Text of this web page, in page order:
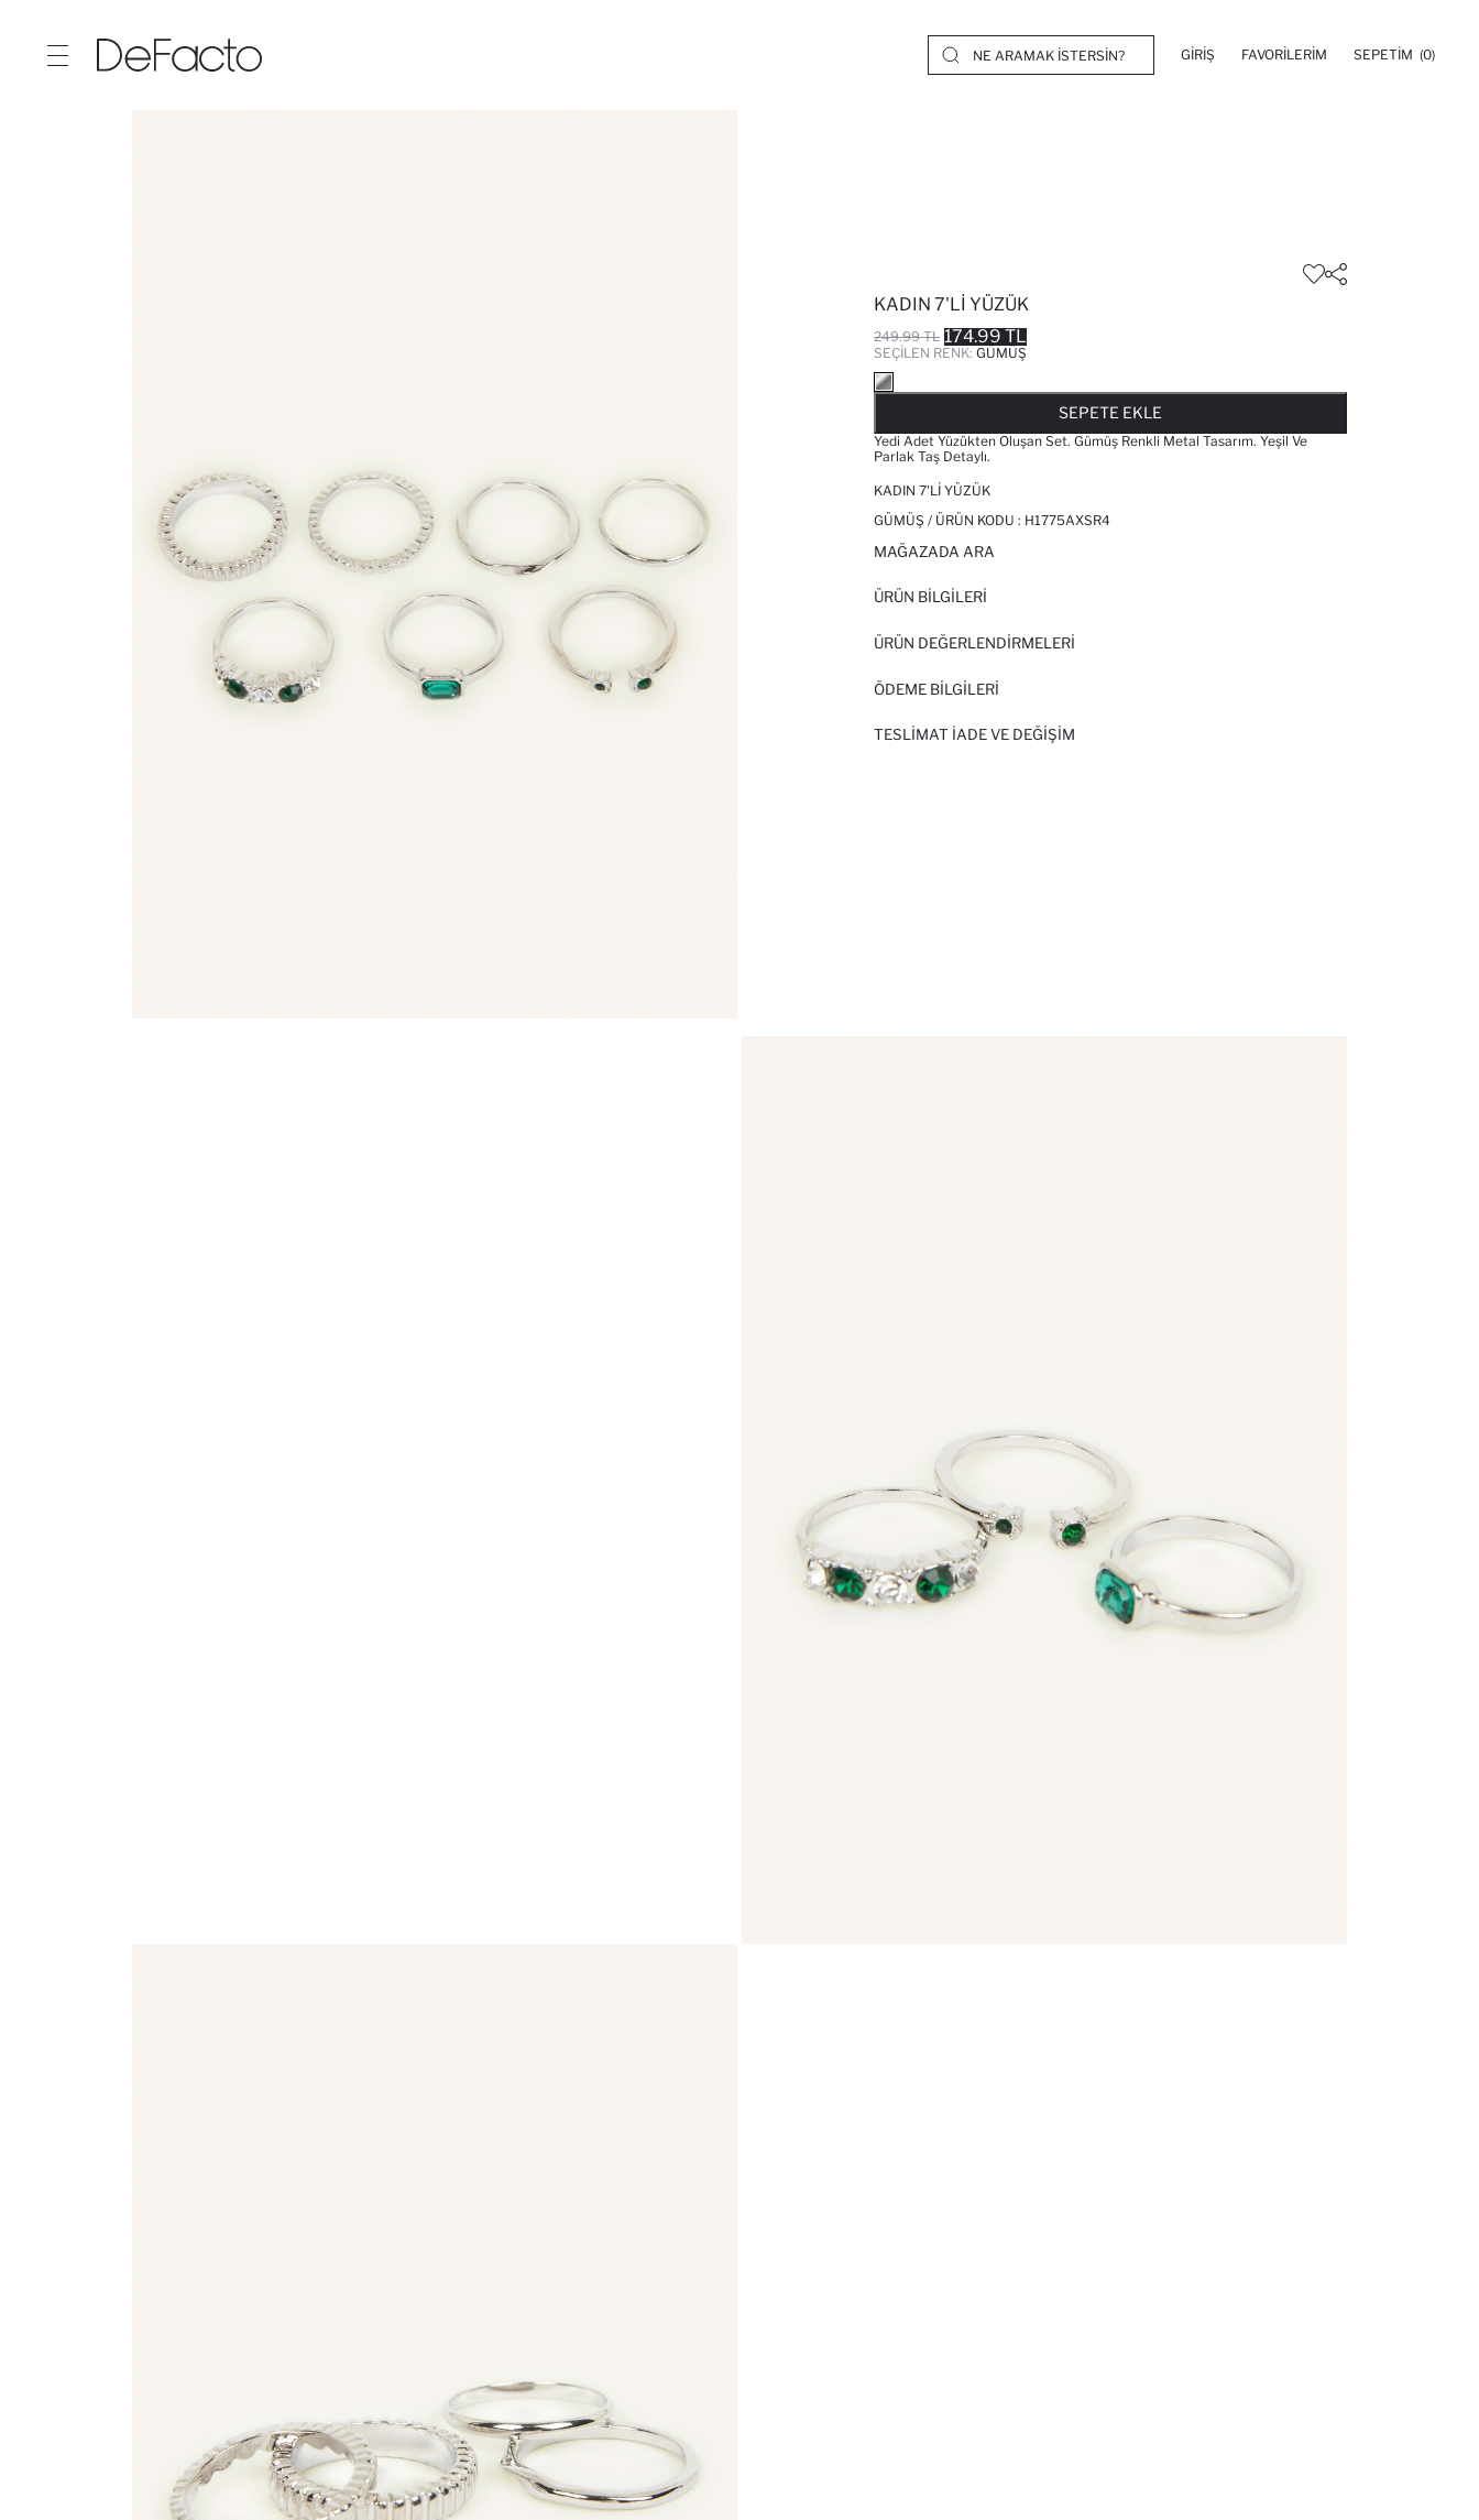
GIRIŞ FAVORILERIM SEPETIM (0)
KADIN 7'LI YÜZÜK
249.99 TL 174.99 TL
SEÇILEN RENK: GÜMÜŞ
SEPETE EKLE
Yedi Adet Yüzükten Oluşan Set. Gümüş Renkli Metal Tasarım. Yeşil Ve
Parlak Taş Detaylı.
KADIN 7'LI YÜZÜK
GÜMÜŞ / ÜRÜN KODU : H1775AXSR4
MAĞAZADA ARA
ÜRÜN BILGILERI
ÜRÜN DEĞERLENDİRMELERİ
ÖDEME BİLGİLERİ
TESLIMAT İADE VE DEĞIŞIM